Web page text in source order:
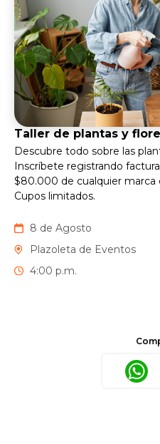
Taller de plantas y
Descubre todo sobre las
Inscríbete registrando
$80.000 de cualquier
Cupos limitados.
8 de Agosto
Plazoleta de Eventos
4:00 p.m.